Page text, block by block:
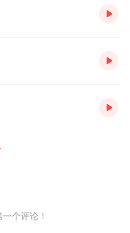
个评论！